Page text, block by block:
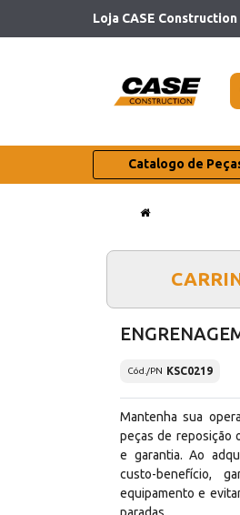
Loja CASE
Catalogo de
Cód./PN KSC0219
Mantenha sua
peças de reposição
e garantia. Ao
custo-benefício,
equipamento e